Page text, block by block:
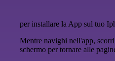
per installare la App sul tuo
Mentre navighi nell'app,
schermo per tornare alle